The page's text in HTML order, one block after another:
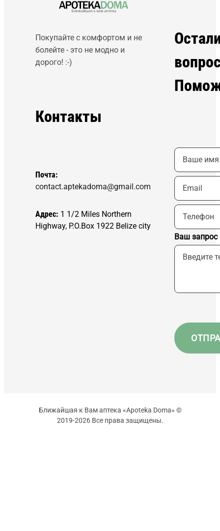
Покупайте с комфортом и не
болейте - это не модно и
дорого! :-)
Контакты
Почта:
contact.aptekadoma@gmail.com
Адрес: 1 1/2 Miles Northern
Highway, P.O.Box 1922 Belize city
Ваш запрос
Ближайшая к Вам аптека «Apoteka Doma» ©
2019-2026 Все права защищены.